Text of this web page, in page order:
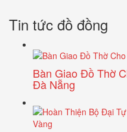
Tin tức đồ đồng
Bàn Giao Đồ Thờ
Đà Nẵng